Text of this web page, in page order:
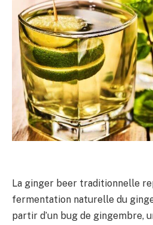
La ginger beer traditionnelle
fermentation naturelle du
partir d’un bug de gingembre,